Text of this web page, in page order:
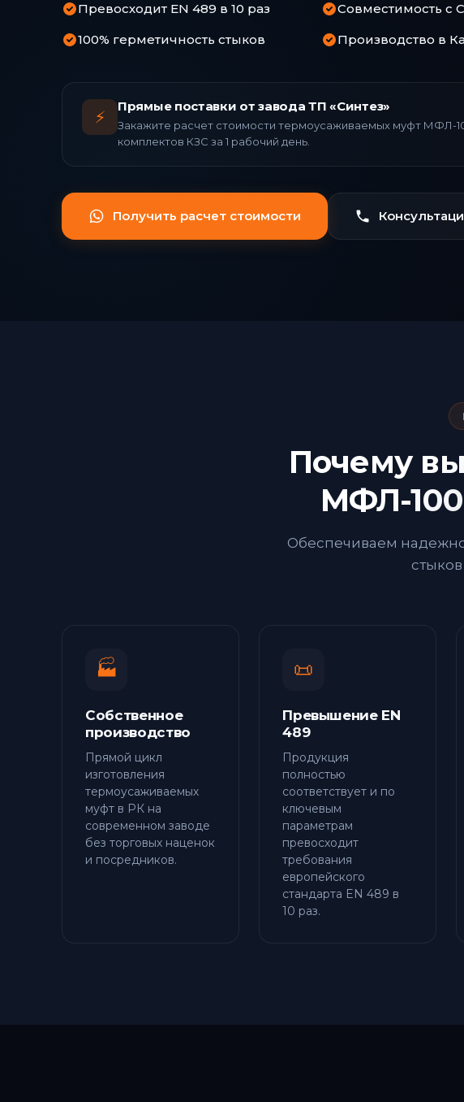
Превосходит EN 489 в 10 раз
Совместимость с
100% герметичность стыков
Производство в
⚡
Прямые поставки от завода ТП «Синтез»
Закажите расчет стоимости термоусаживаемых муфт МФЛ-
комплектов КЗС за 1 рабочий день.
Получить расчет стоимости
Почему
МФЛ-
Обеспечиваем
🏭
Собственное
производство
Прямой цикл
изготовления
термоусаживаемых
муфт в РК на
современном заводе
без торговых наценок
и посредников.
📜
Превышение EN
489
Продукция
полностью
соответствует и по
ключевым
параметрам
превосходит
требования
европейского
стандарта EN 489 в
10 раз.